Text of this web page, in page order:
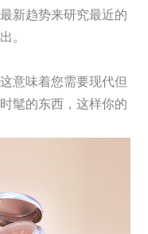
新趋势来研究最近的
。
意味着您需要现代但
髦的东西，这样你的